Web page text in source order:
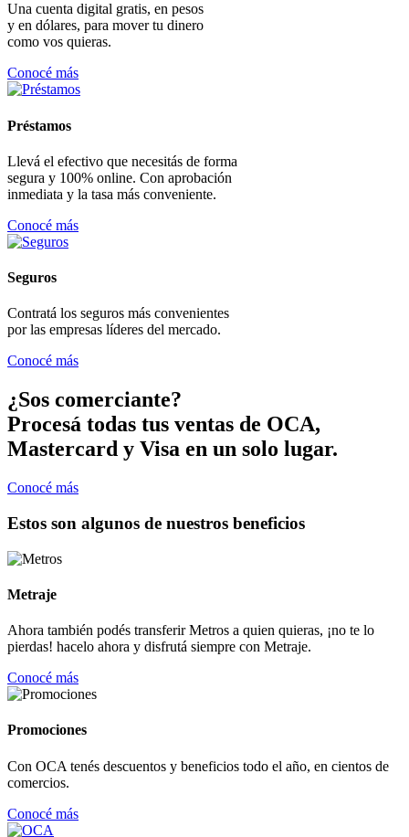
Una cuenta digital gratis, en pesos
y en dólares, para mover tu dinero
como vos quieras.
Conocé más
Préstamos
Llevá el efectivo que necesitás de forma
segura y 100% online. Con aprobación
inmediata y la tasa más conveniente.
Conocé más
Seguros
Contratá los seguros más convenientes
por las empresas líderes del mercado.
Conocé más
¿Sos comerciante?
Procesá todas tus ventas de OCA,
Mastercard y Visa en un solo lugar.
Conocé más
Estos son algunos de nuestros beneficios
Metraje
Ahora también podés transferir Metros a quien quieras, ¡no te lo
pierdas! hacelo ahora y disfrutá siempre con Metraje.
Conocé más
Promociones
Con OCA tenés descuentos y beneficios todo el año, en cientos de
comercios.
Conocé más